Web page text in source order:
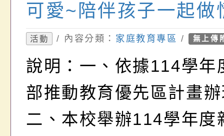
可愛~陪伴孩子一起做
主人!」一案，請貴校
告活動訊息及鼓勵教
長及社區人士踴躍參加
活動 / 內容分類： 家庭教育專區 / 無上傳
說明：一、依據114學年
部推動教育優先區計畫
二、本校舉辦114學年度